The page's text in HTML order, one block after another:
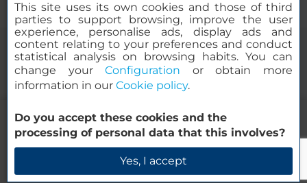
DE 265.00
IVA e imposto municipal incluídos
Reserve agora
© 2000-2026 MINOR HOTELS EUROPE & AMERICAS Santa Engracia
120. 28003 Madrid, Espanha
This site uses its own cookies and those of third
parties to support browsing, improve the user
experience, personalise ads, display ads and
content relating to your preferences and conduct
statistical analysis on browsing habits. You can
change yourConfiguration or obtain more
information in our Cookie policy.
Do you accept these cookies and the
processing of personal data that this involves?
Yes, I accept